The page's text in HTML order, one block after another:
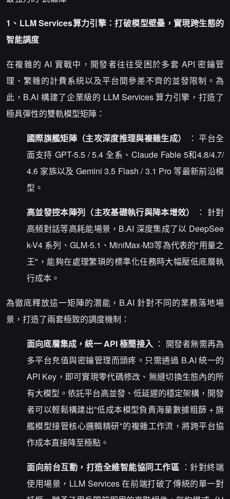
1、LLM Services算力引擎：打破模型壁壘，實現跨生態的
智能調度
在複雜的 AI 實戰中，開發者往往受困於多套 API 密鑰管
理、繁雜的計費系統以及平台間參差不齊的並發限制。為
此，B.AI 構建了企業級的 LLM Services 算力引擎，打造了
極具彈性的雙軌模型矩陣：
國際旗艦矩陣（主攻深度推理與複雜生成）
： 平台全
面支持 GPT-5.5 / 5.4 全系、Claude Fable 5和4.8/4.7/
4.6 家族以及 Gemini 3.5 Flash / 3.1 Pro 等最新前沿模
型。
高並發控本陣列（主攻基礎執行與降本增效）
： 針對
高頻對話等高耗能場景，B.AI 深度集成了以 DeepSee
k-V4 系列、GLM-5.1、MiniMax-M3等為代表的"用量之
王"，能夠在處理繁瑣的標準化任務時大幅壓低底層執
行成本。
為徹底釋放這一矩陣的潛能，B.AI 針對不同的業務落地場
景，打造了兩套極致的調度機制：
面向底層集成，統一 API 極簡接入 ： 開發者無需再為
多平台充值與密鑰管理而頭疼。只需通過 B.AI 統一的
API Key，即可實現零代碼修改、無縫切換生態內的所
有大模型。依託平台高並發、低延遲的穩定架構，開發
者可以輕鬆構建出"低成本模型負責海量數據粗篩 + 旗
艦模型接管核心邏輯精研"的複雜工作流，將跨平台協
作成本直接降至極點。
面向前台互動，打造全維智能協同工作區 ：針對終端
使用場景，LLM Services 在前端打破了傳統的單一對